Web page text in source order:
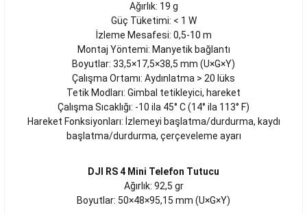
Ağırlık: 19 g
Güç Tüketimi: < 1 W
İzleme Mesafesi: 0,5-10 m
Montaj Yöntemi: Manyetik bağlantı
Boyutlar: 33,5×17,5×38,5 mm (U×G×Y)
Çalışma Ortamı: Aydınlatma > 20 lüks
Tetik Modları: Gimbal tetikleyici, hareket
Çalışma Sıcaklığı: -10 ila 45° C (14° ila 113° F)
Hareket Fonksiyonları: İzlemeyi başlatma/durdurma, kaydı
başlatma/durdurma, çerçeveleme ayarı
DJI RS 4 Mini Telefon Tutucu
Ağırlık: 92,5 gr
Boyutlar: 50×48×95,15 mm (U×G×Y)